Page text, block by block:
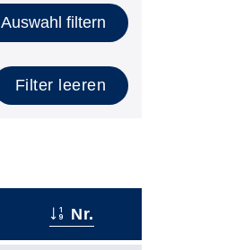
Auswahl filtern
Filter leeren
Nr.